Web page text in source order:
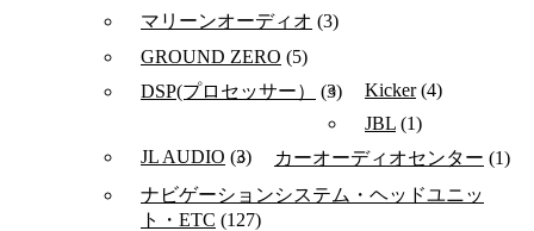
マリーンオーディオ (3)
GROUND ZERO (5)
DSP(プロセッサー）
(3) Kicker(4)
JBL (1)
JL AUDIO (3) カーオーディオセンター (1)
ナビゲーションシステム・ヘッドユニッ
ト・ETC (127)